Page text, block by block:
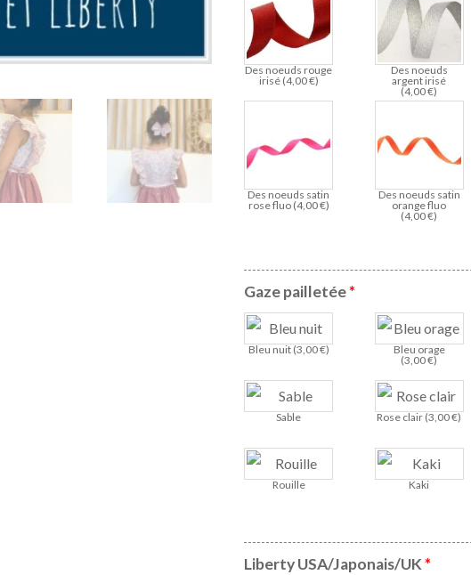
Des noeuds rouge
irisé (4,00€)
Des noeuds
argent irisé
(4,00€)
Des noeuds satin
rose fluo (4,00€)
Des noeuds satin
orange fluo
(4,00€)
Gaze pailletée*
Bleu nuit (3,00€)
Bleu orage
(3,00€)
Sable Rose clair (3,00€)
Rouille Kaki
Liberty USA/Japonais/UK*